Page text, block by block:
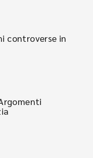
controverse in